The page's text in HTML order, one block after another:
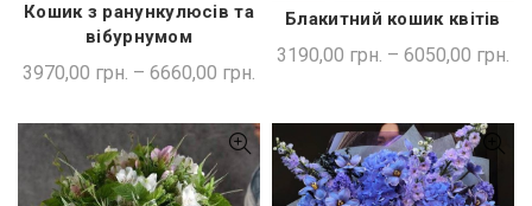
ШВИДКА ПОКУПКА
Кошик з ранункулюсів та
вібурнумом
3970,00 грн. – 6660,00 грн.
ШВИДКА ПОКУПКА
Блакитний кошик квітів
3190,00 грн. – 6050,00 грн.